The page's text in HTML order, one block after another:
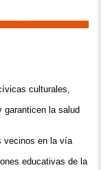
culturales,
garanticen la salud
vecinos en la vía
educativas de la